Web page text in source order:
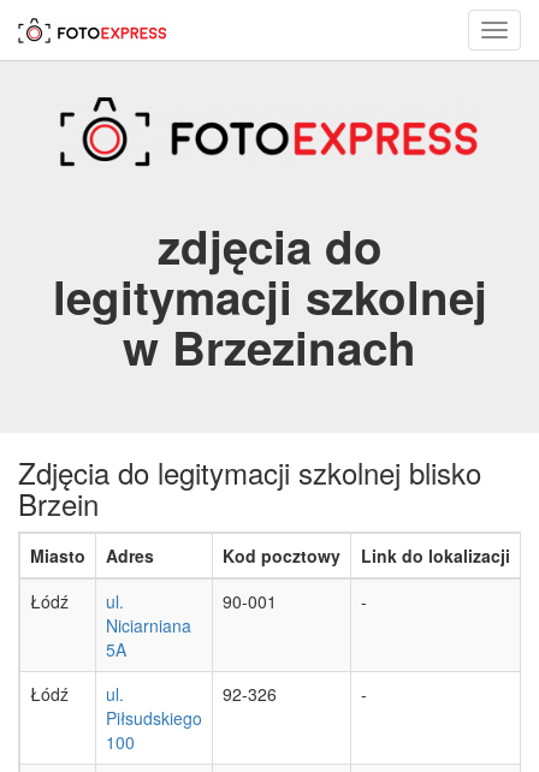
zdjęcia do
legitymacji szkolnej
w Brzezinach
Zdjęcia do legitymacji szkolnej blisko
Brzein
Miasto Adres Kod pocztowy
Link do lokalizacji
Łódź
ul.
Niciarniana
5A
90-001 -
Łódź
ul.
Piłsudskiego
100
92-326 -